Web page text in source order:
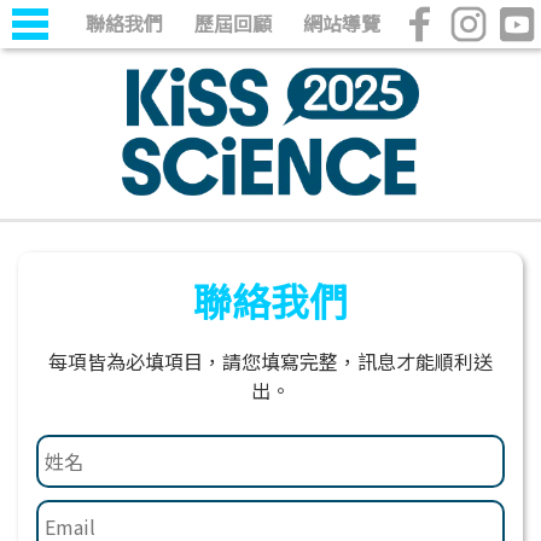
聯絡我們 歷屆回顧 網站導覽
聯絡我們
每項皆為必填項目，請您填寫完整，訊息才能順利送
出。